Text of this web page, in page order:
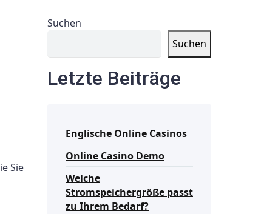
Sie
Suchen
Suchen
Letzte Beiträge
Englische Online Casinos
Online Casino Demo
Welche
Stromspeichergröße passt
zu Ihrem Bedarf?